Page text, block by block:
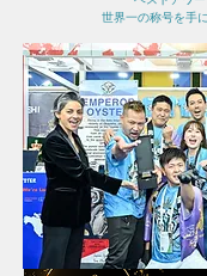
世界一の称号を手